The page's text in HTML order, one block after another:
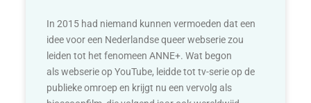
In 2015 had niemand kunnen vermoeden dat een
idee voor een Nederlandse queer webserie zou
leiden tot het fenomeen ANNE+. Wat begon
als webserie op YouTube, leidde tot tv-serie op de
publieke omroep en krijgt nu een vervolg als